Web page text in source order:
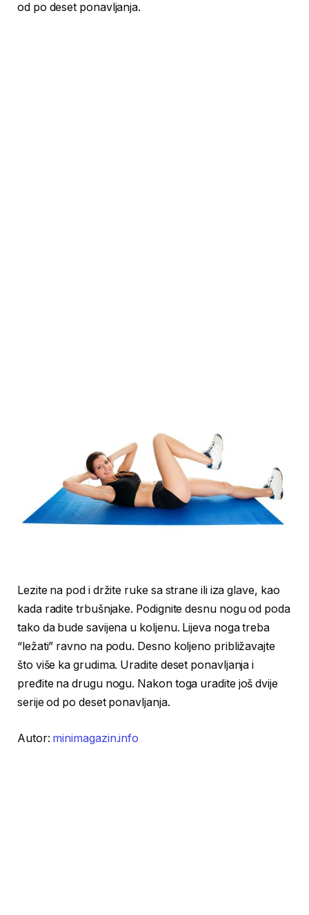
od po deset ponavljanja.
Lezite na pod i držite ruke sa strane ili iza glave, kao
kada radite trbušnjake. Podignite desnu nogu od poda
tako da bude savijena u koljenu. Lijeva noga treba
“ležati” ravno na podu. Desno koljeno približavajte
što više ka grudima. Uradite deset ponavljanja i
pređite na drugu nogu. Nakon toga uradite još dvije
serije od po deset ponavljanja.
Autor: minimagazin.info